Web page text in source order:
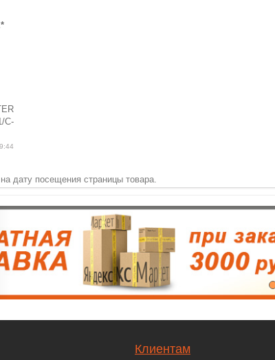
C-
дату посещения страницы товара.
Клиентам